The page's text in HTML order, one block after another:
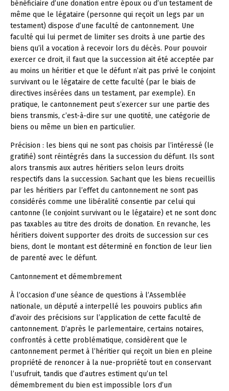
bénéficiaire d’une donation entre époux ou d’un testament de
même que le légataire (personne qui reçoit un legs par un
testament) dispose d’une faculté de cantonnement. Une
faculté qui lui permet de limiter ses droits à une partie des
biens qu’il a vocation à recevoir lors du décès. Pour pouvoir
exercer ce droit, il faut que la succession ait été acceptée par
au moins un héritier et que le défunt n’ait pas privé le conjoint
survivant ou le légataire de cette faculté (par le biais de
directives insérées dans un testament, par exemple). En
pratique, le cantonnement peut s’exercer sur une partie des
biens transmis, c’est-à-dire sur une quotité, une catégorie de
biens ou même un bien en particulier.
Précision : les biens qui ne sont pas choisis par l’intéressé (le
gratifié) sont réintégrés dans la succession du défunt. Ils sont
alors transmis aux autres héritiers selon leurs droits
respectifs dans la succession. Sachant que les biens recueillis
par les héritiers par l’effet du cantonnement ne sont pas
considérés comme une libéralité consentie par celui qui
cantonne (le conjoint survivant ou le légataire) et ne sont donc
pas taxables au titre des droits de donation. En revanche, les
héritiers doivent supporter des droits de succession sur ces
biens, dont le montant est déterminé en fonction de leur lien
de parenté avec le défunt.
Cantonnement et démembrement
À l’occasion d’une séance de questions à l’Assemblée
nationale, un député a interpellé les pouvoirs publics afin
d’avoir des précisions sur l’application de cette faculté de
cantonnement. D’après le parlementaire, certains notaires,
confrontés à cette problématique, considèrent que le
cantonnement permet à l’héritier qui reçoit un bien en pleine
propriété de renoncer à la nue-propriété tout en conservant
l’usufruit, tandis que d’autres estiment qu’un tel
démembrement du bien est impossible lors d’un